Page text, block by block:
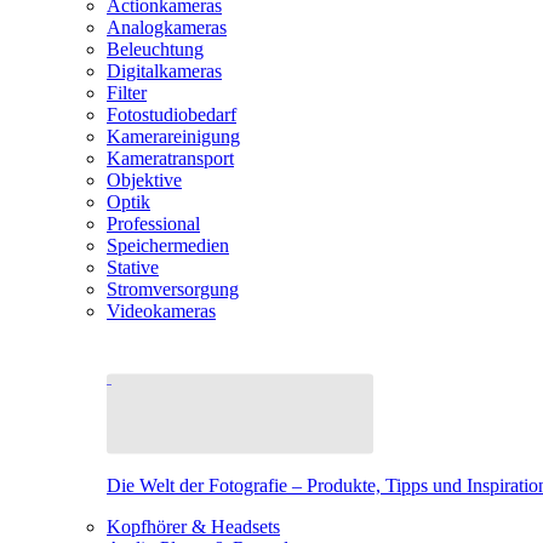
Actionkameras
Analogkameras
Beleuchtung
Digitalkameras
Filter
Fotostudiobedarf
Kamerareinigung
Kameratransport
Objektive
Optik
Professional
Speichermedien
Stative
Stromversorgung
Videokameras
Die Welt der Fotografie – Produkte, Tipps und
Kopfhörer & Headsets